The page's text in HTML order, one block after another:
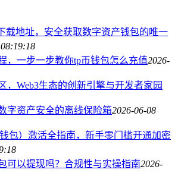
载地址，安全获取数字资产钱包的唯一
，一步一步教你tp币钱包怎么充值2026-
，Web3生态的创新引擎与开发者家园
字资产安全的离线保险箱2026-06-08
钱包）激活全指南，新手零门槛开通加密
可以提现吗？合规性与实操指南2026-